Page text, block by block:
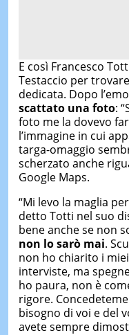
E così Francesco
Testaccio per
dedicata. Dopo
scattato una foto:
foto me la dovevo
l’immagine in cui
targa-omaggio
scherzato anche
Google Maps.
“Mi levo la maglia
detto Totti nel suo
bene anche se non
non lo sarò mai.
non ho chiarito i
interviste, ma
ho paura, non è
rigore.
bisogno di voi e del
avete sempre